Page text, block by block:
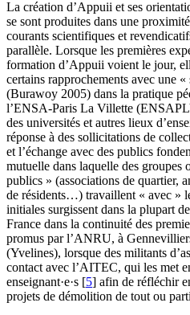
La création d’Appuii et ses
se sont produites dans une
courants scientifiques et
parallèle. Lorsque les premières
formation d’Appuii voient le jour,
certains rapprochements avec une
(Burawoy 2005) dans la pratique
l’ENSA-Paris La Villette
des universités et autres lieux
réponse à des sollicitations de
et l’échange avec des publics
mutuelle dans laquelle des groupes
publics » (associations de quartier,
de résidents…) travaillent « avec »
initiales surgissent dans la plupart
France dans la continuité des
promus par l’ANRU, à
(Yvelines), lorsque des militants
contact avec l’AITEC, qui les met
enseignant·e·s [5] afin de réfléchir
projets de démolition de tout ou